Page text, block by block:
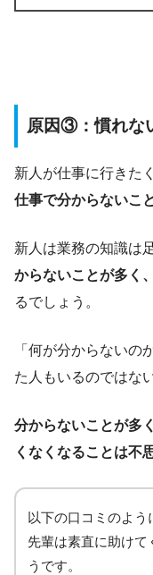
原因③：慣れな
新人が仕事に行きた
仕事で分からないこ
新人は業務の知識は
からないことが多く
るでしょう。
「何が分からないの
た人もいるのではな
分からないことが多
くなくなることは不
以下の口コミのよう
先輩は素直に助けて
うです。